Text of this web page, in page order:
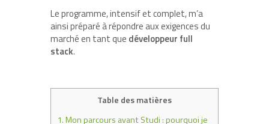
Le programme, intensif et complet, m’a
ainsi préparé à répondre aux exigences du
marché en tant que développeur full
stack.
Table des matières
1.Mon parcours avant Studi : pourquoi je